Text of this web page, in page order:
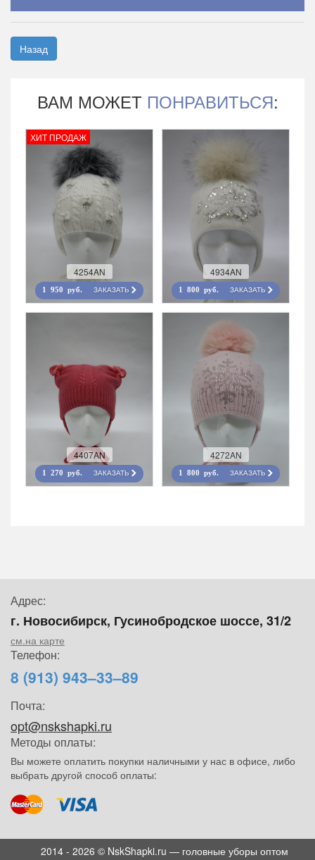
Назад
ВАМ МОЖЕТ ПОНРАВИТЬСЯ:
ХИТ ПРОДАЖ
4254AN
1 950 руб. ЗАКАЗАТЬ
4934AN
1 800 руб. ЗАКАЗАТЬ
4407AN
1 270 руб. ЗАКАЗАТЬ
4272AN
1 800 руб. ЗАКАЗАТЬ
Адрес:
г. Новосибирск, Гусинобродское шоссе, 31/2
см.на карте
Телефон:
8 (913) 943–33–89
Почта:
opt@nskshapki.ru
Методы оплаты:
Вы можете оплатить покупки наличными у нас в офисе, либо
выбрать другой способ оплаты:
2014 - 2026 © NskShapki.ru — головные уборы оптом